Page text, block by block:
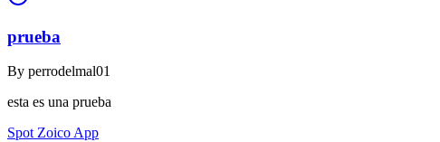
prueba
By perrodelmal01
esta es una prueba
Spot Zoico App